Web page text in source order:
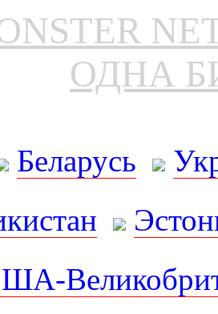
ОДНА
Беларусь